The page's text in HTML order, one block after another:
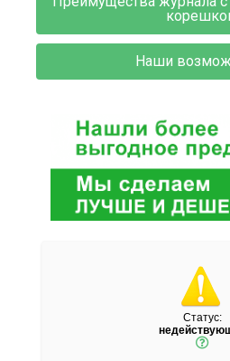
Наши
Статус: